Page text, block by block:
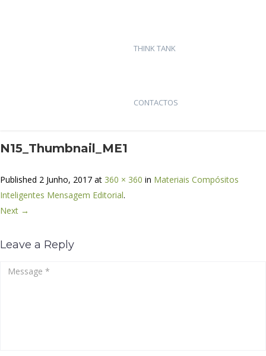
THINK TANK
CONTACTOS
N15_Thumbnail_ME1
Published 2 Junho, 2017 at 360 × 360 in Materiais Compósitos
Inteligentes Mensagem Editorial.
Next →
Leave a Reply